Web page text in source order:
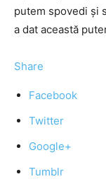
putem spovedi și
a dat această
Share
Facebook
Twitter
Google+
Tumblr